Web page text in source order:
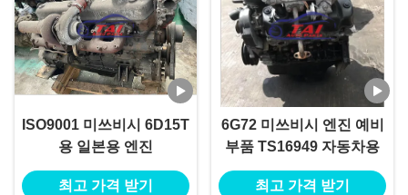
ISO9001 미쓰비시 6D15T
용 일본용 엔진
최고 가격 받기
6G72 미쓰비시 엔진 예비
부품 TS16949 자동차용
최고 가격 받기